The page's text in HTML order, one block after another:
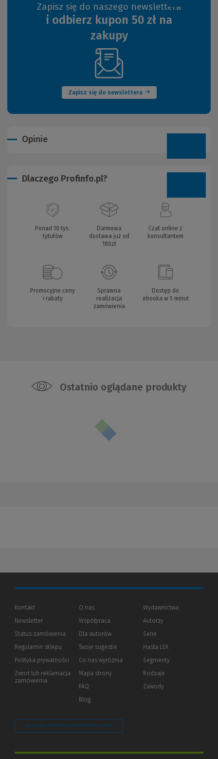
Zapisz się do naszego newslettera
i odbierz kupon 50 zł na
zakupy
Zapisz się do newslettera
(Nowe
okno)
Opinie
Dlaczego Profinfo.pl?
Ponad 10 tys.
tytułów
Darmowa
dostawa już od
180zł
Czat online z
konsultantem
Promocyjne ceny
i rabaty
Sprawna
realizacja
zamówienia
Dostęp do
ebooka w 5 minut
Ostatnio oglądane produkty
Kontakt
Newsletter
Status zamówienia
Regulamin sklepu
Polityka prywatności (Nowe
(Link
innej
Zwrot lub reklamacja
zamówienia
O nas
Współpraca
Dla autorów(Nowe
(Link
innej
Twoje sugestie
Co nas wyróżnia
Mapa strony
FAQ
Blog
Wydawnictwa
Autorzy
Serie
Hasła LEX
Segmenty
Rodzaje
Zawody
Zarządzaj preferencjami plików cookie